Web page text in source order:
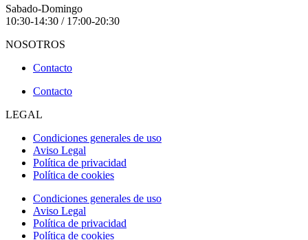
Sabado-Domingo
10:30-14:30 / 17:00-20:30
NOSOTROS
Contacto
Contacto
LEGAL
Condiciones generales de uso
Aviso Legal
Política de privacidad
Política de cookies
Condiciones generales de uso
Aviso Legal
Política de privacidad
Política de cookies